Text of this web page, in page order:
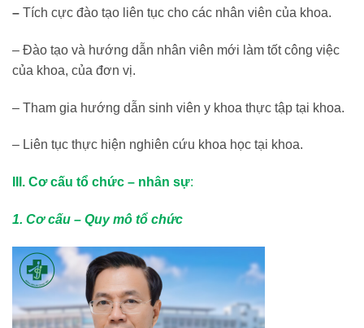
– Tích cực đào tạo liên tục cho các nhân viên của khoa.
– Đào tạo và hướng dẫn nhân viên mới làm tốt công việc
của khoa, của đơn vị.
– Tham gia hướng dẫn sinh viên y khoa thực tập tại khoa.
– Liên tục thực hiện nghiên cứu khoa học tại khoa.
III. Cơ cấu tổ chức – nhân sự:
1. Cơ cấu – Quy mô tổ chức